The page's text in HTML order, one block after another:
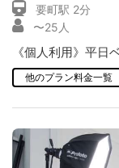
要町駅 2分
〜25人
《個人利用》平日
他のプラン料金一覧